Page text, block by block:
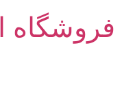
فروشگاه